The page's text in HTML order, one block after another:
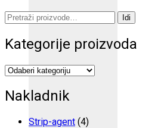
Pretraži: Idi
Kategorije proizvoda
Nakladnik
Strip-agent (4)